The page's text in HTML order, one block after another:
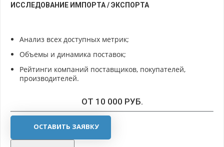
ИССЛЕДОВАНИЕ ИМПОРТА / ЭКСПОРТА
Анализ всех доступных метрик;
Объемы и динамика поставок;
Рейтинги компаний поставщиков, покупателей,
производителей.
ОТ 10 000 РУБ.
ОСТАВИТЬ ЗАЯВКУ